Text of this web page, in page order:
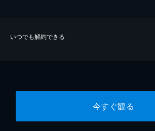
いつでも解約できる
今すぐ観る